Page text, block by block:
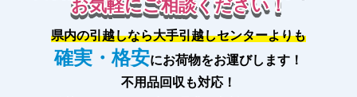
お気軽にご相談ください！
県内の引越しなら大手引越しセンターよりも
確実・格安にお荷物をお運びします！
不用品回収も対応！